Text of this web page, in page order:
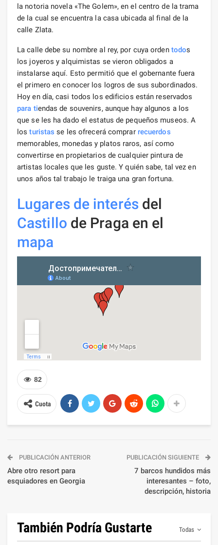
la notoria novela «The Golem», en el centro de la trama
de la cual se encuentra la casa ubicada al final de la
calle Zlata.
La calle debe su nombre al rey, por cuya orden todos
los joyeros y alquimistas se vieron obligados a
instalarse aquí. Esto permitió que el gobernante fuera
el primero en conocer los logros de sus subordinados.
Hoy en día, casi todos los edificios están reservados
para tiendas de souvenirs, aunque hay algunos a los
que se les ha dado el estatus de pequeños museos. A
losturistas se les ofrecerá comprar recuerdos
memorables, monedas y platos raros, así como
convertirse en propietarios de cualquier pintura de
artistas locales que les guste. Y quién sabe, tal vez en
unos años tal trabajo le traiga una gran fortuna.
Lugares de interésdel
Castillo de Praga en el
mapa
82
Cuota
PUBLICACIÓN ANTERIOR
Abre otro resort para
esquiadores en Georgia
PUBLICACIÓN SIGUIENTE
7 barcos hundidos más
interesantes – foto,
descripción, historia
Todas
También Podría Gustarte